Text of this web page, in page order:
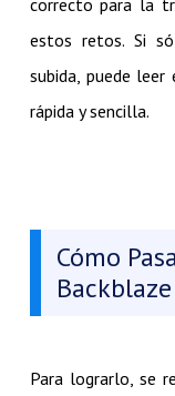
correcto para la
estos retos. Si
subida, puede
rápida y sencilla.
Cómo
Para lograrlo, se